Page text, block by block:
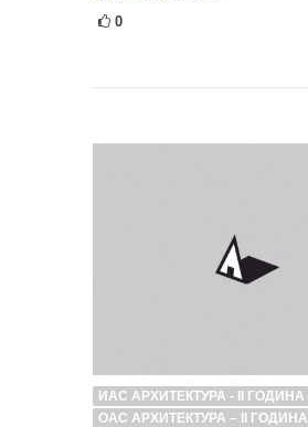
0
ИАС АРХИТЕКТУРА - II ГОДИНА
ОАС АРХИТЕКТУРА – II ГОДИНА